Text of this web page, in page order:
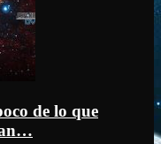
de lo que